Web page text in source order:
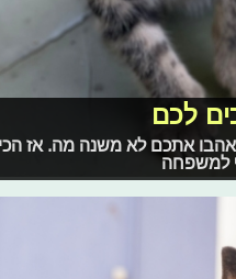
לכם
אתכם לא משנה מה. אז
למשפחה